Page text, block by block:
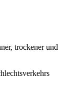
trockener und